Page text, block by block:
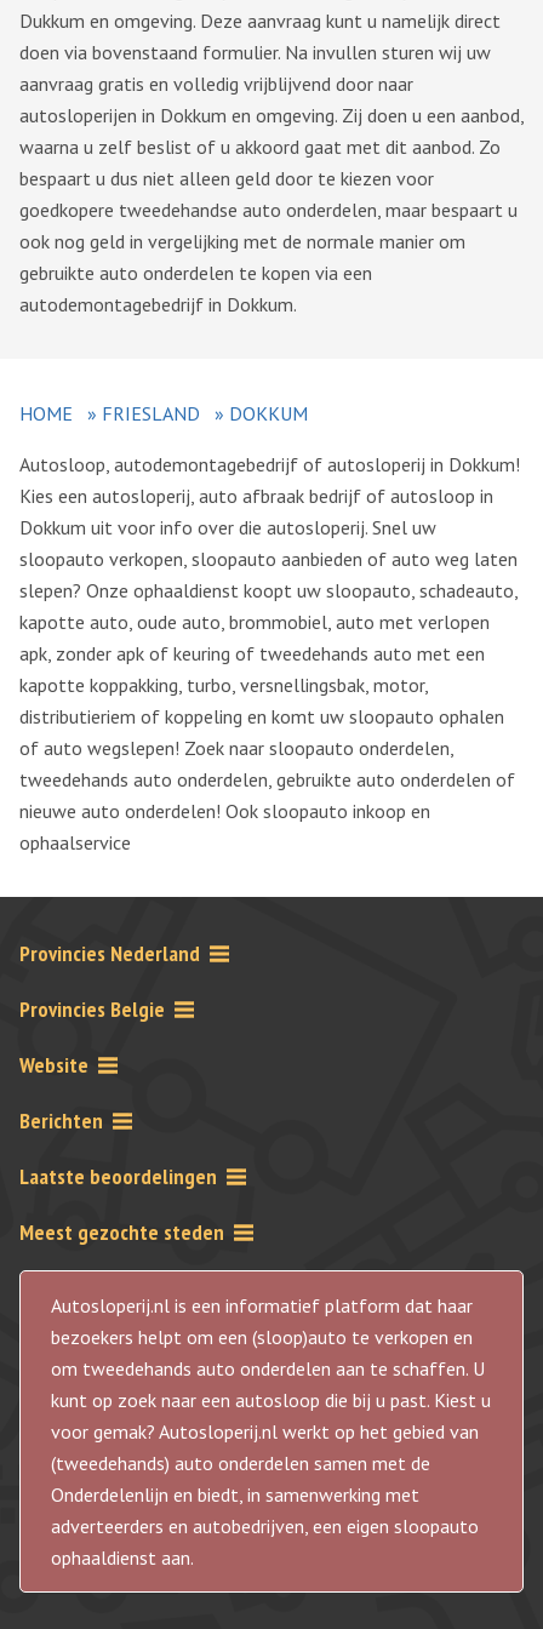
Dukkum en omgeving. Deze aanvraag kunt u namelijk direct
doen via bovenstaand formulier. Na invullen sturen wij uw
aanvraag gratis en volledig vrijblijvend door naar
autosloperijen in Dokkum en omgeving. Zij doen u een aanbod,
waarna u zelf beslist of u akkoord gaat met dit aanbod. Zo
bespaart u dus niet alleen geld door te kiezen voor
goedkopere tweedehandse auto onderdelen, maar bespaart u
ook nog geld in vergelijking met de normale manier om
gebruikte auto onderdelen te kopen via een
autodemontagebedrijf in Dokkum.
HOME » FRIESLAND » DOKKUM
Autosloop, autodemontagebedrijf of autosloperij in Dokkum!
Kies een autosloperij, auto afbraak bedrijf of autosloop in
Dokkum uit voor info over die autosloperij. Snel uw
sloopauto verkopen, sloopauto aanbieden of auto weg laten
slepen? Onze ophaaldienst koopt uw sloopauto, schadeauto,
kapotte auto, oude auto, brommobiel, auto met verlopen
apk, zonder apk of keuring of tweedehands auto met een
kapotte koppakking, turbo, versnellingsbak, motor,
distributieriem of koppeling en komt uw sloopauto ophalen
of auto wegslepen! Zoek naar sloopauto onderdelen,
tweedehands auto onderdelen, gebruikte auto onderdelen of
nieuwe auto onderdelen! Ook sloopauto inkoop en
ophaalservice
Provincies Nederland
Provincies Belgie
Website
Berichten
Laatste beoordelingen
Meest gezochte steden
Autosloperij.nl is een informatief platform dat haar
bezoekers helpt om een (sloop)auto te verkopen en
om tweedehands auto onderdelen aan te schaffen. U
kunt op zoek naar een autosloop die bij u past. Kiest u
voor gemak? Autosloperij.nl werkt op het gebied van
(tweedehands) auto onderdelen samen met de
Onderdelenlijn en biedt, in samenwerking met
adverteerders en autobedrijven, een eigen sloopauto
ophaaldienst aan.